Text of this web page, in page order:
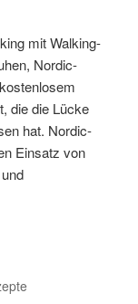
mit Walking-
Nordic-
die die Lücke
hat. Nordic-
Einsatz von